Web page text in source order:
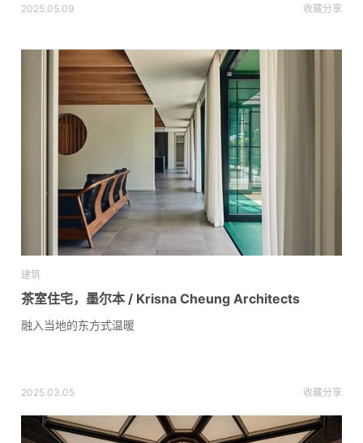
2025.05.09 收藏分享
建筑
茶室住宅，墨尔本 / Krisna Cheung Architects
融入当地的东方式温暖
2025.03.05 收藏分享